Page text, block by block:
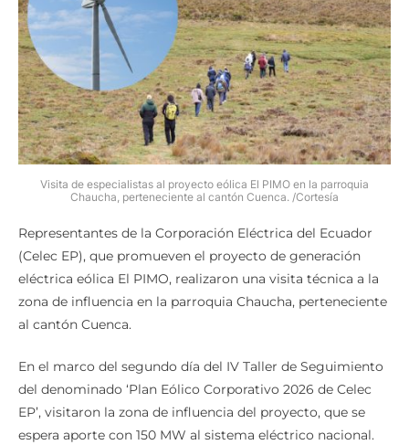
Visita de especialistas al proyecto eólica El PIMO en la parroquia
Chaucha, perteneciente al cantón Cuenca. /Cortesía
Representantes de la Corporación Eléctrica del Ecuador
(Celec EP), que promueven el proyecto de generación
eléctrica eólica El PIMO, realizaron una visita técnica a la
zona de influencia en la parroquia Chaucha, perteneciente
al cantón Cuenca.
En el marco del segundo día del IV Taller de Seguimiento
del denominado ‘Plan Eólico Corporativo 2026 de Celec
EP’, visitaron la zona de influencia del proyecto, que se
espera aporte con 150 MW al sistema eléctrico nacional.